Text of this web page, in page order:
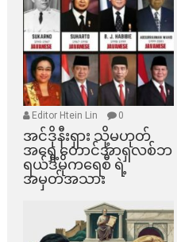
Editor Htein Lin 0
အင်ဒိုနီးရှား သို့မဟုတ်
အရှေ့တောင်အာရှလစ်ဘ
ရယ်ဒီမိုကရေစီ ရဲ့
အမှတ်အသား